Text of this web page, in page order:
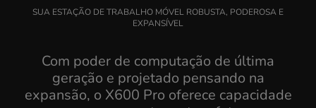
SUA ESTAÇÃO DE TRABALHO MÓVEL ROBUSTA, PODEROSA E
EXPANSÍVEL
Com poder de computação de última
geração e projetado pensando na
expansão, o X600 Pro oferece capacidade